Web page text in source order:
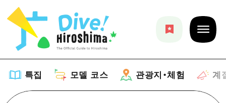
특집 모델 코스 관광지・체험 계